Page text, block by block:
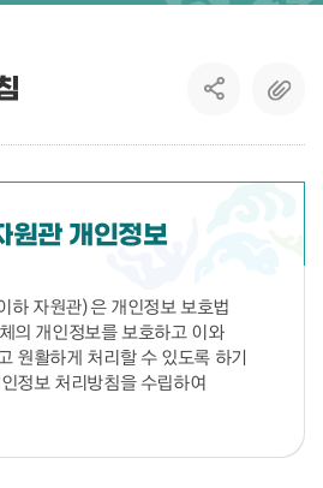
원관 개인정보
하 자원관)은 개인정보 보호법
의 개인정보를 보호하고 이와
원활하게 처리할 수 있도록 하기
정보 처리방침을 수립하여